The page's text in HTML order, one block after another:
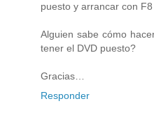
puesto y arrancar con F8
Alguien sabe cómo
tener el DVD puesto?
Gracias…
Responder